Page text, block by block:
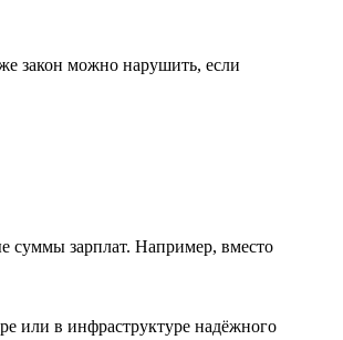
закон можно нарушить, если
суммы зарплат. Например, вместо
или в инфраструктуре надёжного